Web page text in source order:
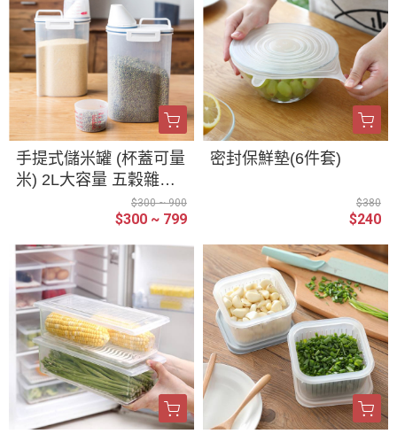
手提式儲米罐 (杯蓋可量
米) 2L大容量 五穀雜糧
收納 紅豆綠豆 保鮮盒
手提塑膠桶 米桶 儲物桶
飼料桶 收納盒 防潮 防
蟲 儲米桶
$300 ~ 900
$300 ~ 799
密封保鮮墊(6件套)
$380
$240